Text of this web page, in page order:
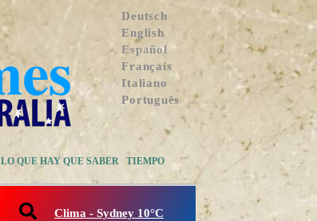
Deutsch
English
Español
Français
Italiano
Português
LO QUE HAY QUE SABER TIEMPO
Clima - Sydney 10°C